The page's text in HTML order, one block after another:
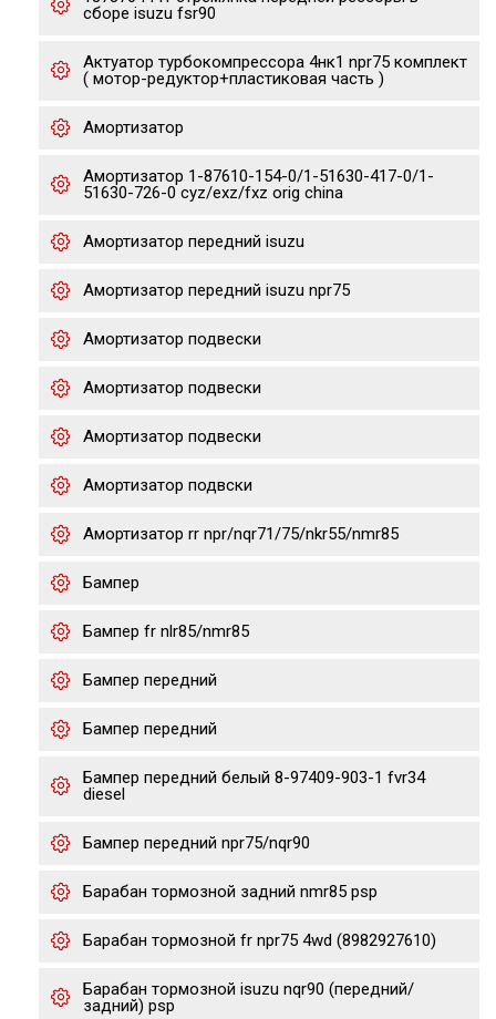
сборе isuzu fsr90
Актуатор турбокомпрессора 4нк1 npr75 комплект
( мотор-редуктор+пластиковая часть )
Амортизатор
Амортизатор 1-87610-154-0/1-51630-417-0/1-
51630-726-0 cyz/exz/fxz orig china
Амортизатор передний isuzu
Амортизатор передний isuzu npr75
Амортизатор подвески
Амортизатор подвески
Амортизатор подвески
Амортизатор подвски
Амортизатор rr npr/nqr71/75/nkr55/nmr85
Бампер
Бампер fr nlr85/nmr85
Бампер передний
Бампер передний
Бампер передний белый 8-97409-903-1 fvr34
diesel
Бампер передний npr75/nqr90
Барабан тормозной задний nmr85 psp
Барабан тормозной fr npr75 4wd (8982927610)
Барабан тормозной isuzu nqr90 (передний/
задний) psp